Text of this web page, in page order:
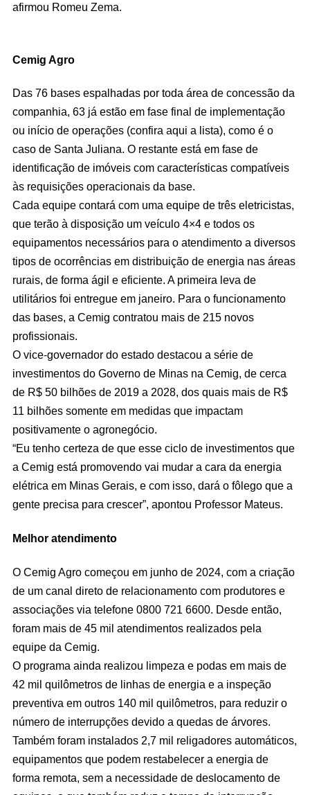
afirmou Romeu Zema.
Cemig Agro
Das 76 bases espalhadas por toda área de concessão da
companhia, 63 já estão em fase final de implementação
ou início de operações (confira aqui a lista), como é o
caso de Santa Juliana. O restante está em fase de
identificação de imóveis com características compatíveis
às requisições operacionais da base.
Cada equipe contará com uma equipe de três eletricistas,
que terão à disposição um veículo 4×4 e todos os
equipamentos necessários para o atendimento a diversos
tipos de ocorrências em distribuição de energia nas áreas
rurais, de forma ágil e eficiente. A primeira leva de
utilitários foi entregue em janeiro. Para o funcionamento
das bases, a Cemig contratou mais de 215 novos
profissionais.
O vice-governador do estado destacou a série de
investimentos do Governo de Minas na Cemig, de cerca
de R$ 50 bilhões de 2019 a 2028, dos quais mais de R$
11 bilhões somente em medidas que impactam
positivamente o agronegócio.
“Eu tenho certeza de que esse ciclo de investimentos que
a Cemig está promovendo vai mudar a cara da energia
elétrica em Minas Gerais, e com isso, dará o fôlego que a
gente precisa para crescer”, apontou Professor Mateus.
Melhor atendimento
O Cemig Agro começou em junho de 2024, com a criação
de um canal direto de relacionamento com produtores e
associações via telefone 0800 721 6600. Desde então,
foram mais de 45 mil atendimentos realizados pela
equipe da Cemig.
O programa ainda realizou limpeza e podas em mais de
42 mil quilômetros de linhas de energia e a inspeção
preventiva em outros 140 mil quilômetros, para reduzir o
número de interrupções devido a quedas de árvores.
Também foram instalados 2,7 mil religadores automáticos,
equipamentos que podem restabelecer a energia de
forma remota, sem a necessidade de deslocamento de